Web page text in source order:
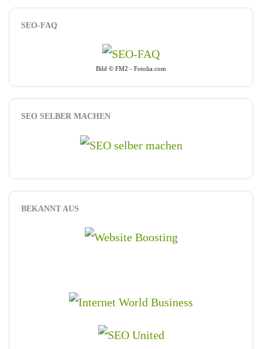
SEO-FAQ
Bild © FM2 - Fotolia.com
SEO SELBER MACHEN
BEKANNT AUS